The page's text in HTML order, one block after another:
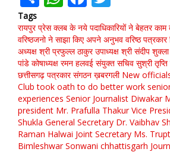
Tags
रायपुर प्रेस क्लब के नये पदाधिकारियों ने बेहतर
वरिष्ठजनो ने साझा किए अपने अनुभव वरिष्ठ
अध्यक्ष श्री प्रफुल्ल ठाकुर उपाध्यक्ष श्री संदीप शुक्ला
पांडे कोषाध्यक्ष रमन हलवई संयुक्त सचिव सुश्री तृप्ति
छत्तीसगढ़ पत्रकार संगठन ख़बरगली New
Club took oath to do better work
experiences Senior Journalist Diwakar
president Mr. Prafulla Thakur Vice
Shukla General Secretary Dr. Vaibhav
Raman Halwai Joint Secretary Ms.
Bimleshwar Sonwani chhattisgarh